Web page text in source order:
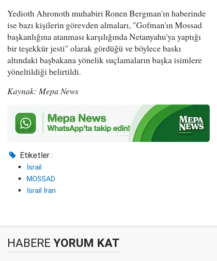
Yedioth Ahronoth muhabiri Ronen Bergman'ın haberinde
ise bazı kişilerin görevden almaları, "Gofman'ın Mossad
başkanlığına atanması karşılığında Netanyahu'ya yaptığı
bir teşekkür jesti" olarak gördüğü ve böylece baskı
altındaki başbakana yönelik suçlamaların başka isimlere
yöneltildiği belirtildi.
Kaynak: Mepa News
Etiketler :
İsrail
MOSSAD
İsrail İran
HABERE YORUM KAT